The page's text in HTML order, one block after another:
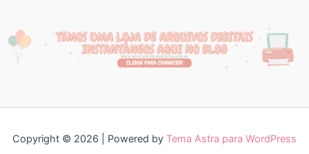
Copyright © 2026 | Powered by Tema Astra para WordPress